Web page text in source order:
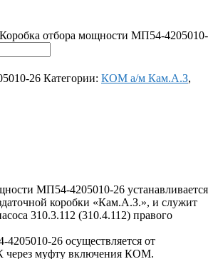
Коробка отбора мощности МП54-4205010-
26 Категории: КОМ а/м Кам.А.З,
МП54-4205010-26 устанавливается
коробки «Кам.А.З.», и служит
310.3.112 (310.4.112) правого
26 осуществляется от
через муфту включения КОМ.